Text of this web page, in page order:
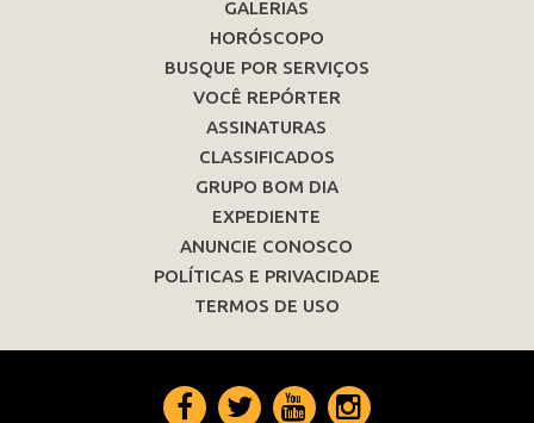
GALERIAS
HORÓSCOPO
BUSQUE POR SERVIÇOS
VOCÊ REPÓRTER
ASSINATURAS
CLASSIFICADOS
GRUPO BOM DIA
EXPEDIENTE
ANUNCIE CONOSCO
POLÍTICAS E PRIVACIDADE
TERMOS DE USO